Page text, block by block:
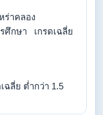
ร่าคลอง
ศึกษา เกรดเฉลี่ย
ลี่ย ต่ำกว่า 1.5